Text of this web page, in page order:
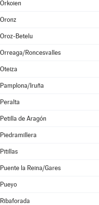
Orkoien
Oronz
Oroz-Betelu
Orreaga/Roncesvalles
Oteiza
Pamplona/Iruña
Peralta
Petilla de Aragón
Piedramillera
Pitillas
Puente la Reina/Gares
Pueyo
Ribaforada